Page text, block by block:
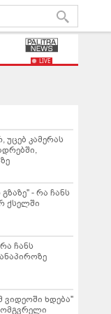
LIVE
უცებ კამერას
- რა ჩანს
ქსელში
ჩანს
ვიდეოში ხდება"